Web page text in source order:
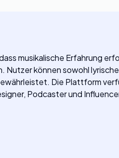
musikalische Erfahrung
können sowohl lyrische
Die Plattform
Podcaster und